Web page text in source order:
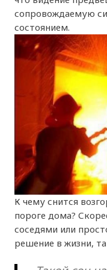
сопровождаемую
состоянием.
К чему снится
пороге дома?
соседями или
решение в жизни,